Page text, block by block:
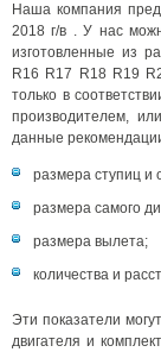
Наша компания
2018 г/в . У нас
изготовленные из
R16 R17 R18 R19
только в
производителем,
данные
размера ступиц и
размера самого
размера вылета;
количества и
Эти показатели
двигателя и